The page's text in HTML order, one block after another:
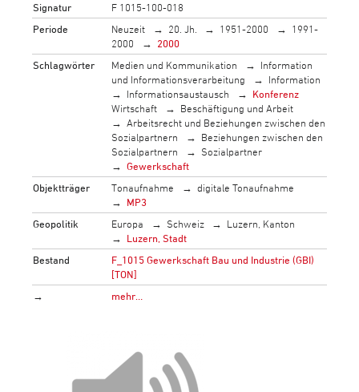
Signatur
F 1015-100-018
Periode
Neuzeit 20. Jh. 1951-2000
1991-
2000
2000
Schlagwörter
Medien und Kommunikation
Information
und Informationsverarbeitung
Information
Informationsaustausch
Konferenz
Wirtschaft
Beschäftigung und Arbeit
Arbeitsrecht und Beziehungen zwischen den
Sozialpartnern
Beziehungen zwischen den
Sozialpartnern
Sozialpartner
Gewerkschaft
Objektträger
Tonaufnahme
digitale Tonaufnahme
MP3
Geopolitik
Europa Schweiz
Luzern, Kanton
Luzern, Stadt
Bestand
F_1015 Gewerkschaft Bau und Industrie (GBI)
[TON]
→
mehr…